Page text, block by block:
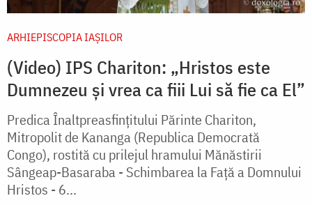
ARHIEPISCOPIA IAŞILOR
(Video) IPS Chariton: „Hristos este
Dumnezeu și vrea ca fiii Lui să fie ca El”
Predica Înaltpreasfințitului Părinte Chariton,
Mitropolit de Kananga (Republica Democrată
Congo), rostită cu prilejul hramului Mănăstirii
Sângeap-Basaraba - Schimbarea la Față a Domnului
Hristos - 6...